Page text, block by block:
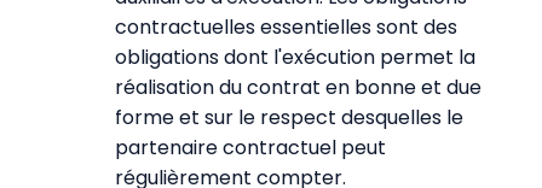
contractuelles essentielles sont des
obligations dont l'exécution permet la
réalisation du contrat en bonne et due
forme et sur le respect desquelles le
partenaire contractuel peut
régulièrement compter.